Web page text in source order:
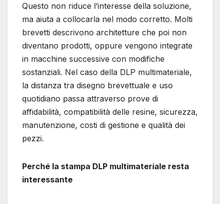
Questo non riduce l’interesse della soluzione,
ma aiuta a collocarla nel modo corretto. Molti
brevetti descrivono architetture che poi non
diventano prodotti, oppure vengono integrate
in macchine successive con modifiche
sostanziali. Nel caso della DLP multimateriale,
la distanza tra disegno brevettuale e uso
quotidiano passa attraverso prove di
affidabilità, compatibilità delle resine, sicurezza,
manutenzione, costi di gestione e qualità dei
pezzi.
Perché la stampa DLP multimateriale resta
interessante